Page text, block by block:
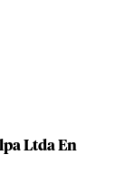
Ltda En